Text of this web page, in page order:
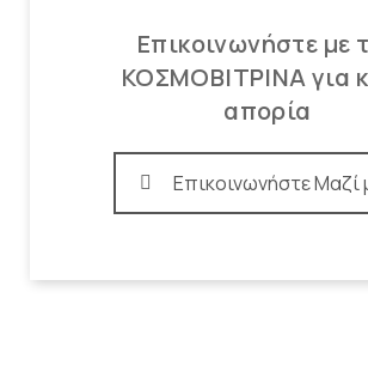
Επικοινωνήστε με
ΚΟΣΜΟΒΙΤΡΙΝΑ για
απορία
Επικοινωνήστε Μαζί